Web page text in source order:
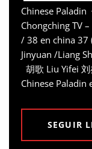
Chinese
Chongching TV
/ 38 en china 37
Jinyuan /Liang
胡歌 Liu Yifei
Chinese Paladin
SEGUIR